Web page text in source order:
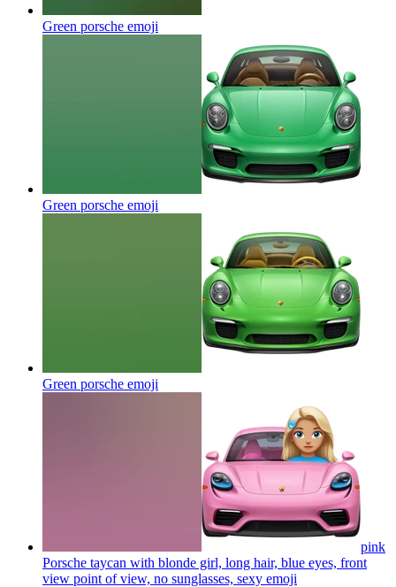
Green porsche emoji
Green porsche emoji
Green porsche emoji
pink
Porsche taycan with blonde girl, long hair, blue eyes, front
view point of view, no sunglasses, sexy emoji